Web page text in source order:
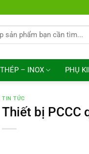
– INOX PHỤ
TIN TỨC
Thiết bị PCCC